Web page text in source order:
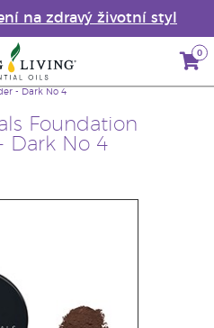
na zdravý životní styl
0
Foundation
Dark No 4
- Dark No 4